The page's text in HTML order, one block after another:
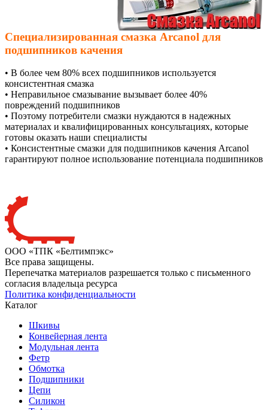
Специализированная смазка Arcanol для
подшипников качения
• В более чем 80% всех подшипников используется
консистентная смазка
• Неправильное смазывание вызывает более 40%
повреждений подшипников
• Поэтому потребители смазки нуждаются в надежных
материалах и квалифицированных консультациях, которые
готовы оказать наши специалисты
• Консистентные смазки для подшипников качения Arcanol
гарантируют полное использование потенциала подшипников
ООО «ТПК «Белтимпэкс»
Все права защищены.
Перепечатка материалов разрешается только с письменного
согласия владельца ресурса
Политика конфиденциальности
Каталог
Шкивы
Конвейерная лента
Модульная лента
Фетр
Обмотка
Подшипники
Цепи
Силикон